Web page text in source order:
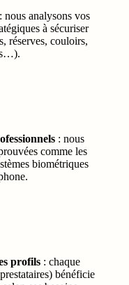
analysons vos
à sécuriser
réserves, couloirs,
: nous
comme les
biométriques
profils : chaque
bénéficie